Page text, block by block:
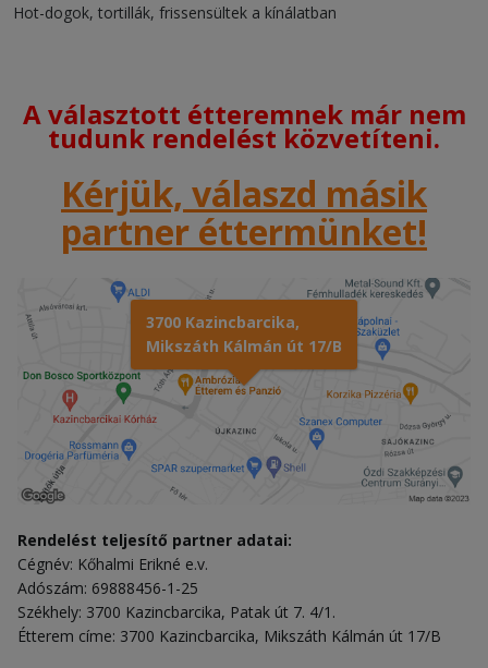
Hot-dogok, tortillák, frissensültek a kínálatban
A választott étteremnek már nem
tudunk rendelést közvetíteni.
Kérjük, válaszd másik
partner éttermünket!
3700 Kazincbarcika,
Mikszáth Kálmán út 17/B
Rendelést teljesítő partner adatai:
Cégnév: Kőhalmi Erikné e.v.
Adószám: 69888456-1-25
Székhely: 3700 Kazincbarcika, Patak út 7. 4/1.
Étterem címe: 3700 Kazincbarcika, Mikszáth Kálmán út 17/B